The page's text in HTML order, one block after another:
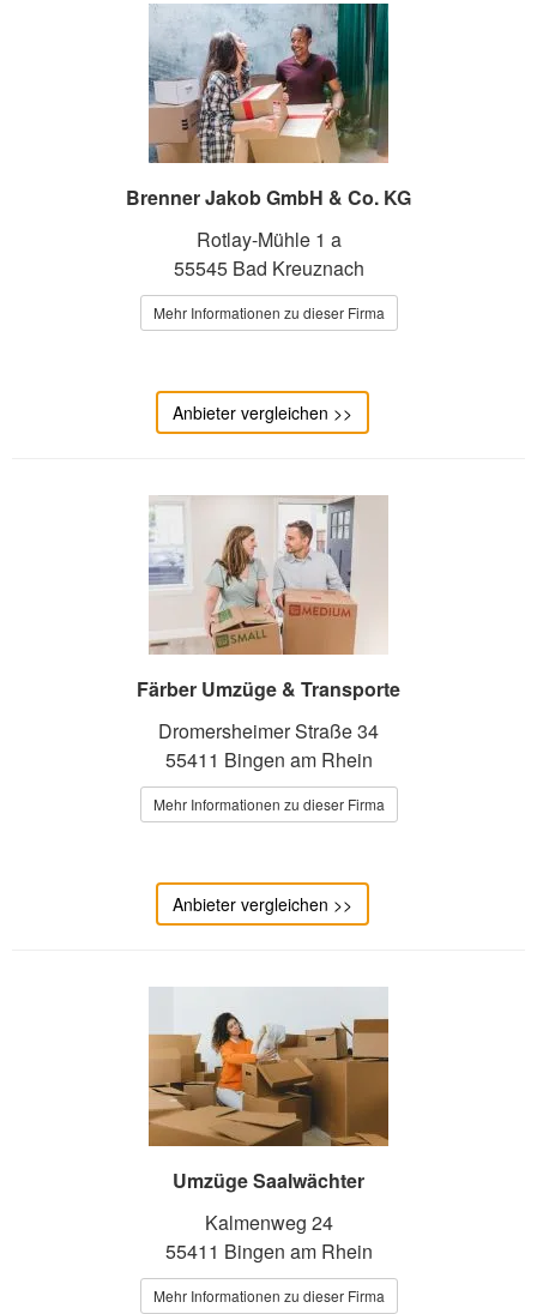
Brenner Jakob GmbH & Co. KG
Rotlay-Mühle 1 a
55545 Bad Kreuznach
Mehr Informationen zu dieser Firma
Anbieter vergleichen >>
Färber Umzüge & Transporte
Dromersheimer Straße 34
55411 Bingen am Rhein
Mehr Informationen zu dieser Firma
Anbieter vergleichen >>
Umzüge Saalwächter
Kalmenweg 24
55411 Bingen am Rhein
Mehr Informationen zu dieser Firma